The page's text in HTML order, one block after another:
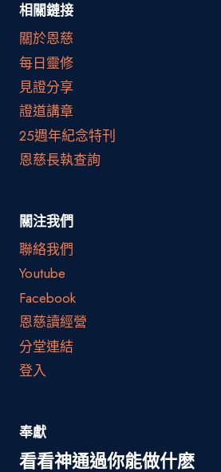
相關鏈接
關於恩慈
每日靈修
見證分享
證道講章
25週年紀念特刊
恩慈長執查詢
關注我們
聯絡我們
Youtube
Facebook
恩慈讀經營
分堂連結
登入
奉獻
看看神通過你能做什麽